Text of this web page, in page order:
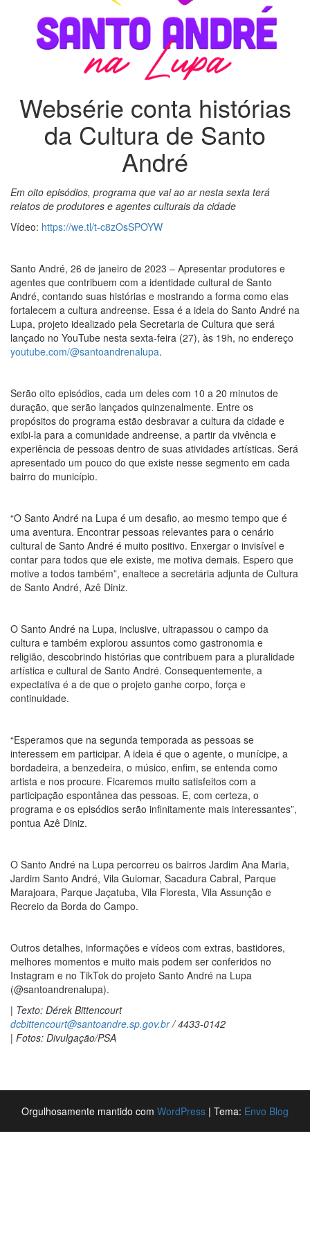
Websérie conta histórias
da Cultura de Santo
André
Em oito episódios, programa que vai ao ar nesta sexta terá
relatos de produtores e agentes culturais da cidade
Vídeo: https://we.tl/t-c8zOsSPOYW
Santo André, 26 de janeiro de 2023 – Apresentar produtores e
agentes que contribuem com a identidade cultural de Santo
André, contando suas histórias e mostrando a forma como elas
fortalecem a cultura andreense. Essa é a ideia do Santo André na
Lupa, projeto idealizado pela Secretaria de Cultura que será
lançado no YouTube nesta sexta-feira (27), às 19h, no endereço
youtube.com/@santoandrenalupa.
Serão oito episódios, cada um deles com 10 a 20 minutos de
duração, que serão lançados quinzenalmente. Entre os
propósitos do programa estão desbravar a cultura da cidade e
exibi-la para a comunidade andreense, a partir da vivência e
experiência de pessoas dentro de suas atividades artísticas. Será
apresentado um pouco do que existe nesse segmento em cada
bairro do município.
“O Santo André na Lupa é um desafio, ao mesmo tempo que é
uma aventura. Encontrar pessoas relevantes para o cenário
cultural de Santo André é muito positivo. Enxergar o invisível e
contar para todos que ele existe, me motiva demais. Espero que
motive a todos também”, enaltece a secretária adjunta de Cultura
de Santo André, Azê Diniz.
O Santo André na Lupa, inclusive, ultrapassou o campo da
cultura e também explorou assuntos como gastronomia e
religião, descobrindo histórias que contribuem para a pluralidade
artística e cultural de Santo André. Consequentemente, a
expectativa é a de que o projeto ganhe corpo, força e
continuidade.
“Esperamos que na segunda temporada as pessoas se
interessem em participar. A ideia é que o agente, o munícipe, a
bordadeira, a benzedeira, o músico, enfim, se entenda como
artista e nos procure. Ficaremos muito satisfeitos com a
participação espontânea das pessoas. E, com certeza, o
programa e os episódios serão infinitamente mais interessantes”,
pontua Azê Diniz.
O Santo André na Lupa percorreu os bairros Jardim Ana Maria,
Jardim Santo André, Vila Guiomar, Sacadura Cabral, Parque
Marajoara, Parque Jaçatuba, Vila Floresta, Vila Assunção e
Recreio da Borda do Campo.
Outros detalhes, informações e vídeos com extras, bastidores,
melhores momentos e muito mais podem ser conferidos no
Instagram e no TikTok do projeto Santo André na Lupa
(@santoandrenalupa).
| Texto: Dérek Bittencourt
dcbittencourt@santoandre.sp.gov.br/ 4433-0142
| Fotos: Divulgação/PSA
Orgulhosamente mantido com WordPress | Tema: Envo Blog